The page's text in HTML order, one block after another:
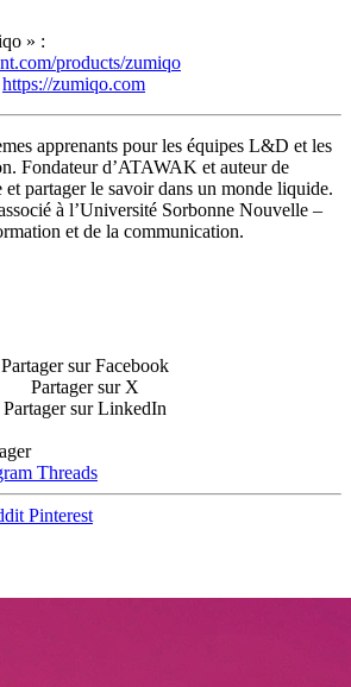
» :
products/zumiqo
https://zumiqo.com
apprenants pour les équipes L&D et les
Fondateur d’ATAWAK et auteur de
partager le savoir dans un monde liquide.
à l’Université Sorbonne Nouvelle –
et de la communication.
Partager sur Facebook
Partager sur X
Partager sur LinkedIn
Threads
Pinterest